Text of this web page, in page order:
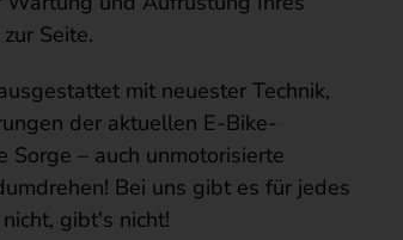
Seite.
mit neuester Technik,
der aktuellen E-Bike-
Sorge – auch unmotorisierte
Bei uns gibt es für jedes
gibt's nicht!